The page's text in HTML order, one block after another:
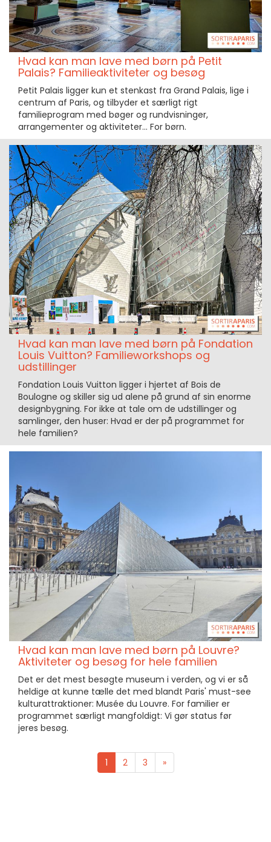
Hvad kan man lave med børn på Petit
Palais? Familieaktiviteter og besøg
Petit Palais ligger kun et stenkast fra Grand Palais, lige i
centrum af Paris, og tilbyder et særligt rigt
familieprogram med bøger og rundvisninger,
arrangementer og aktiviteter... For børn.
Hvad kan man lave med børn på Fondation
Louis Vuitton? Familieworkshops og
udstillinger
Fondation Louis Vuitton ligger i hjertet af Bois de
Boulogne og skiller sig ud alene på grund af sin enorme
designbygning. For ikke at tale om de udstillinger og
samlinger, den huser: Hvad er der på programmet for
hele familien?
Hvad kan man lave med børn på Louvre?
Aktiviteter og besøg for hele familien
Det er det mest besøgte museum i verden, og vi er så
heldige at kunne tælle det med blandt Paris' must-see
kulturattraktioner: Musée du Louvre. For familier er
programmet særligt mangfoldigt: Vi gør status før
jeres besøg.
1 2 3 »